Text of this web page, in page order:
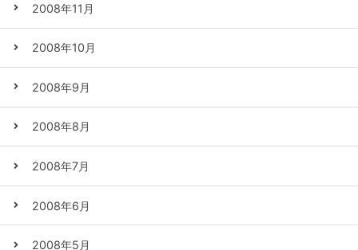
2008年11月
2008年10月
2008年9月
2008年8月
2008年7月
2008年6月
2008年5月